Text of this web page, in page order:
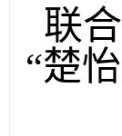
联
“楚